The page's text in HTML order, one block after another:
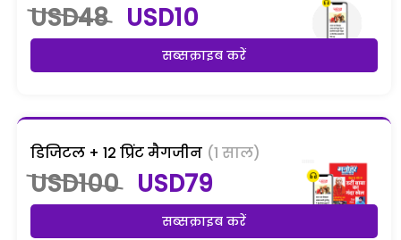
USD48 USD10
सब्सक्राइब करें
डिजिटल + 12 प्रिंट मैगजीन (1 साल)
USD100 USD79
सब्सक्राइब करें